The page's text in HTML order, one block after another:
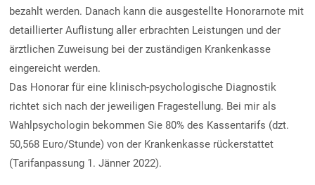
bezahlt werden. Danach kann die ausgestellte Honorarnote mit
detaillierter Auflistung aller erbrachten Leistungen und der
ärztlichen Zuweisung bei der zuständigen Krankenkasse
eingereicht werden.
Das Honorar für eine klinisch-psychologische Diagnostik
richtet sich nach der jeweiligen Fragestellung. Bei mir als
Wahlpsychologin bekommen Sie 80% des Kassentarifs (dzt.
50,568 Euro/Stunde) von der Krankenkasse rückerstattet
(Tarifanpassung 1. Jänner 2022).